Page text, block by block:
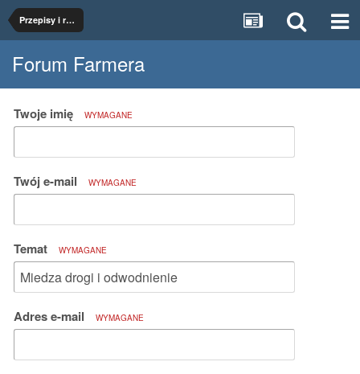
Przepisy i regulacje
Forum Farmera
Twoje imię WYMAGANE
Twój e-mail WYMAGANE
Temat WYMAGANE
Adres e-mail WYMAGANE